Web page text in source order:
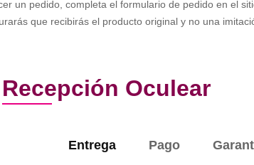
un pedido, completa el formulario de pedido en el
que recibirás el producto original y no una
Recepción Oculear
Entrega Pago